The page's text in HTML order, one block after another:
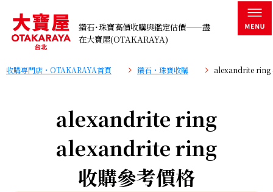
鑽石･珠寶高價收購與鑑定估價——盡
在大寶屋(OTAKARAYA)
收購專門店・OTAKARAYA首頁 鑽石・珠寶收購 alexandrite ring
alexandrite ring
alexandrite ring
收購參考價格